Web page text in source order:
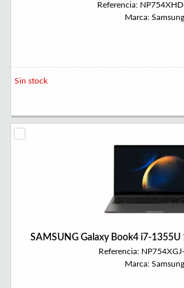
Referencia:
Marca: Samsung
Sin stock
SAMSUNG Galaxy Book4 i7-
Referencia:
Marca: Samsung